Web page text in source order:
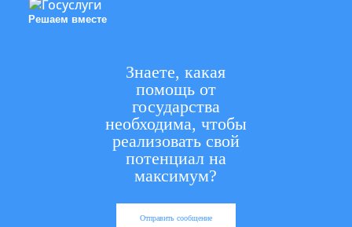
Решаем вместе
Знаете, какая
помощь от
государства
необходима, чтобы
реализовать свой
потенциал на
максимум?
Отправить сообщение